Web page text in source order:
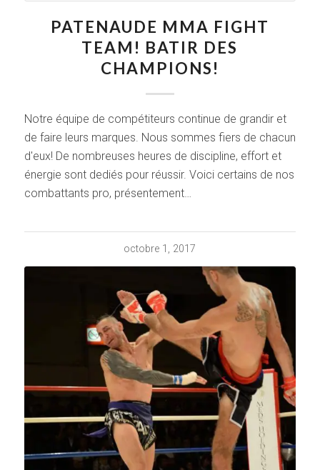
PATENAUDE MMA FIGHT
TEAM! BATIR DES
CHAMPIONS!
Notre équipe de compétiteurs continue de grandir et
de faire leurs marques. Nous sommes fiers de chacun
d'eux! De nombreuses heures de discipline, effort et
énergie sont dediés pour réussir. Voici certains de nos
combattants pro, présentement…
octobre 1, 2017